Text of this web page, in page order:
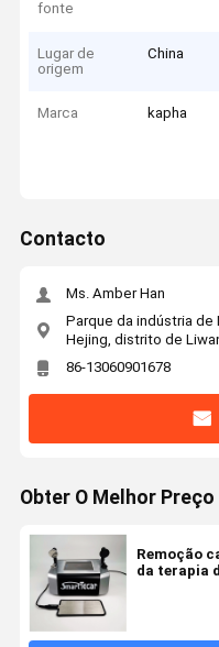
fonte
Lugar de
origem
China
Marca kapha
Contacto
Ms. Amber Han
Parque da indústria de
Hejing, distrito de
86-13060901678
Obter O Melhor Preço
Remoção
da terapia